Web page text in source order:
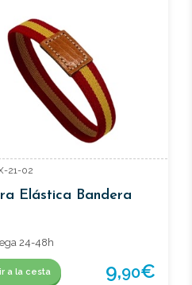
21-02
Elástica Bandera
24-48h
a la cesta 9,90€